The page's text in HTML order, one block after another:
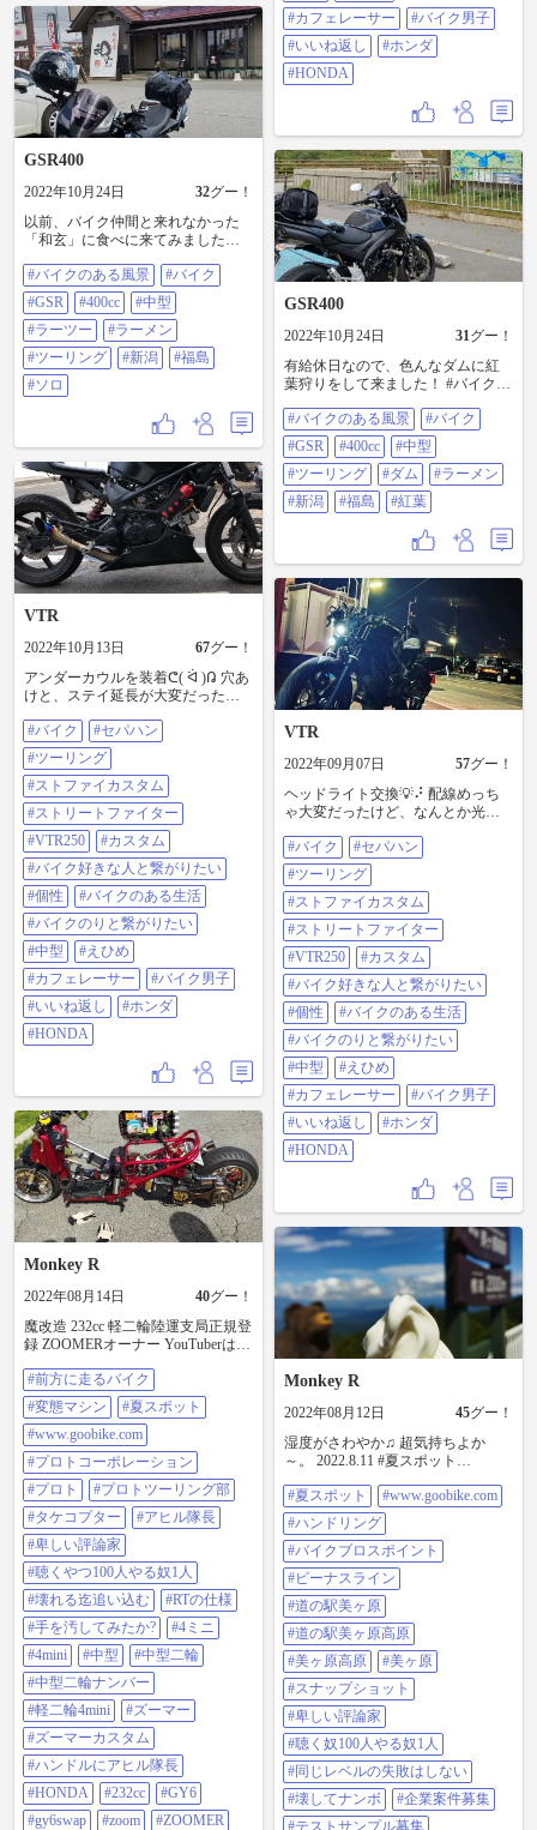
#カフェレーサー
#バイク男子
#いいね返し
#ホンダ
#HONDA
GSR400
2022年10月24日 32グー！
以前、バイク仲間と来れなかった
「和玄」に食べに来てみました！ #
#400cc #中型 #ラーツー #ラーメン #
ツーリング #新潟 #福島 #ソロ
#バイクのある風景
#バイク
#GSR
#400cc
#中型
#ラーツー
#ラーメン
#ツーリング
#新潟
#福島
#ソロ
GSR400
2022年10月24日 31グー！
有給休日なので、色んなダムに紅
葉狩りをして来ました！ #バイクの
型 #ツーリング #ダム #ラーメン #
新潟 #福島 #紅葉
#バイクのある風景
#バイク
#GSR
#400cc
#中型
#ツーリング
#ダム
#ラーメン
#新潟
#福島 #紅葉
VTR
2022年10月13日 67グー！
アンダーカウルを装着ᕦ( ᐛ )ᕡ 穴あ
けと、ステイ延長が大変だったけ
くなってるぞ😂 #バイク #セパハン
#ツーリング #ストファイカスタム
#ストリートファイター #vtr250 #カ
スタム #バイク好きな人と繋がりた
い #個性 #ばいくのある生活 #ばい
くのりと繋がりたい #中型 #えひめ
#カフェレーサー #バイク男子 #い
いね返し #ホンダ #HONDA
#バイク
#セパハン
#ツーリング
#ストファイカスタム
#ストリートファイター
#VTR250
#カスタム
#バイク好きな人と繋がりたい
#個性
#バイクのある生活
#バイクのりと繋がりたい
#中型
#えひめ
#カフェレーサー
#バイク男子
#いいね返し
#ホンダ
#HONDA
VTR
2022年09月07日 57グー！
ヘッドライト交換💡⠜ 配線めっち
ゃ大変だったけど、なんとか光っ
ったε-(´∀｀*)ホッ もぅ配線いじり
はしたくないですw #バイク #セパ
ハン #ツーリング #ストファイカス
タム #ストリートファイター
#vtr250 #カスタム #バイク好きな人
と繋がりたい #個性 #ばいくのある
生活 #ばいくのりと繋がりたい #中
型 #えひめ #カフェレーサー #バイ
ク男子 #いいね返し #ホンダ
#HONDA
#バイク
#セパハン
#ツーリング
#ストファイカスタム
#ストリートファイター
#VTR250
#カスタム
#バイク好きな人と繋がりたい
#個性
#バイクのある生活
#バイクのりと繋がりたい
#中型
#えひめ
#カフェレーサー
#バイク男子
#いいね返し
#ホンダ
#HONDA
Monkey R
2022年08月14日 40グー！
魔改造 232cc 軽二輪陸運支局正規登
録 ZOOMERオーナー YouTuberはっ
おっさんにナンパされても、ちっ
とも嬉しく無い。😆 #前方に走るバ
イク #変態マシン ビーナスライン
弾丸ツアー https://youtu.be/BREhB-
dMnfw 🐵配線焼そばマン🐵は12:10
から はっちゃん8号チャンネル
https://youtube.com/channel/UCSqq0W
fp33syTYlZMz26Dyg #夏スポット
#www.goobike.com#プロトコーポレ
ーション#プロト#プロトツーリン
グ部#タケコプター#アヒル隊長#卑
しい評論家#聴くやつ100人やる奴1
人#壊れる迄追い込む#RTの仕様#手
を汚してみたか?#4ミニ#4mini#中型
#中型二輪#中型二輪ナンバー#軽二
輪4mini#ズーマー#ズーマーカスタ
ム#ハンドルにアヒル隊長
#honda#232cc#gy6#gy6swap#zoom#zo
omer#ruckus#zoomania#tokyoparts#tai
da#YouTuber#YouTube#動画
#taidamoter#hondaruckus#motorcycle#
バイクのある風景#バイク#ツーリ
ング#ホンダ#エンジンスワップ#軽
二輪#中国産#バケモノエンジン#変
態総長 #バイクのある生活#バイク
#前方に走るバイク
#変態マシン
#夏スポット
#www.goobike.com
#プロトコーポレーション
#プロト
#プロトツーリング部
#タケコプター
#アヒル隊長
#卑しい評論家
#聴くやつ100人やる奴1人
#壊れる迄追い込む
#RTの仕様
#手を汚してみたか?
#4ミニ
#4mini
#中型
#中型二輪
#中型二輪ナンバー
#軽二輪4mini
#ズーマー
#ズーマーカスタム
#ハンドルにアヒル隊長
#HONDA
#232cc
#GY6
#gy6swap
#zoom #ZOOMER
Monkey R
2022年08月12日 45グー！
湿度がさわやか♫ 超気持ちよか
～。 2022.8.11 #夏スポット
バイクブロスポイント #ビーナスラ
イン#道の駅美ヶ原#道の駅美ヶ原
高原 #美ヶ原高原#美ヶ原#スナップ
ショット#卑しい評論家#聴く奴100
人やる奴1人#同じレベルの失敗は
しない#壊してナンボ#企業案件募
集#テストサンプル募集#モトクル#
バイク王#プロト#プロトコーポレ
ーション#プロトツーリング部#RT
の仕様#壊れる迄追い込む#SP武川#
ほんだのばいく
#HRC#NSR50#NSR80#nsf100#Ｎチ
ビ #SHIFTUP#1P62YML-2#中国産#
中華エンジン#zongshen#バケモノエ
ンジン#w190#w212#ボアアップ#再
メッキ#硬質クロムめっき
#honda#65.5mm#piston#208.9cc#所詮
200程度なので、遅いです。
#motorcycle#バイクのある風景#バイ
#夏スポット
#www.goobike.com
#ハンドリング
#バイクブロスポイント
#ビーナスライン
#道の駅美ヶ原
#道の駅美ヶ原高原
#美ヶ原高原
#美ヶ原
#スナップショット
#卑しい評論家
#聴く奴100人やる奴1人
#同じレベルの失敗はしない
#壊してナンボ
#企業案件募集
#テストサンプル募集